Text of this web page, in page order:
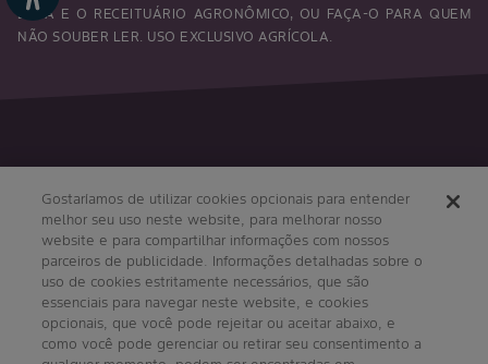
BULA E O RECEITUÁRIO AGRONÔMICO, OU FAÇA-O PARA QUEM
NÃO SOUBER LER. USO EXCLUSIVO AGRÍCOLA.
Gostaríamos de utilizar cookies opcionais para entender
melhor seu uso neste website, para melhorar nosso
website e para compartilhar informações com nossos
parceiros de publicidade. Informações detalhadas sobre o
uso de cookies estritamente necessários, que são
essenciais para navegar neste website, e cookies
opcionais, que você pode rejeitar ou aceitar abaixo, e
como você pode gerenciar ou retirar seu consentimento a